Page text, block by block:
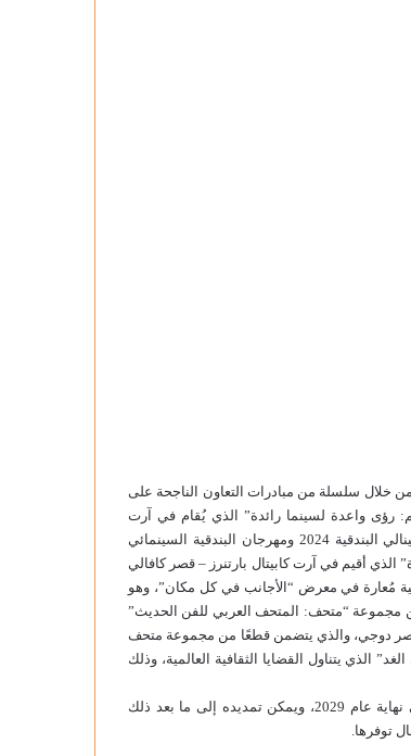
خلال سلسلة من مبادرات التعاون الناجحة على
رؤى واعدة لسينما رائدة” الذي يُقام في آرت
كابيتال بارتنرز – قصر فرانكيتي، ويُعرض بالتزامن مع المعرض الدولي للفنون في بينالي البندقية 2024 ومهرجان البندقية السينمائي
الذي أقيم في آرت كابيتال بارتنرز – قصر كافالي
متاحف قطر حاليًا أعمالًا فنية مُعارة في معرض “الأجانب في كل مكان”، وهو
الستين 2024، والذي يتضمن قطعًا من مجموعة “متحف: المتحف العربي للفن الحديث”
قصر دوجي، والذي يتضمن قطعًا من مجموعة متحف
من أجل الغد” الذي يتناول القضايا الثقافية العالمية، وذلك
وسيكون بروتوكول التعاون المذكور ساري المفعول لمدة خمس سنوات، وذلك حتى نهاية عام 2029، ويمكن تمديده إلى ما بعد ذلك
توفرها.